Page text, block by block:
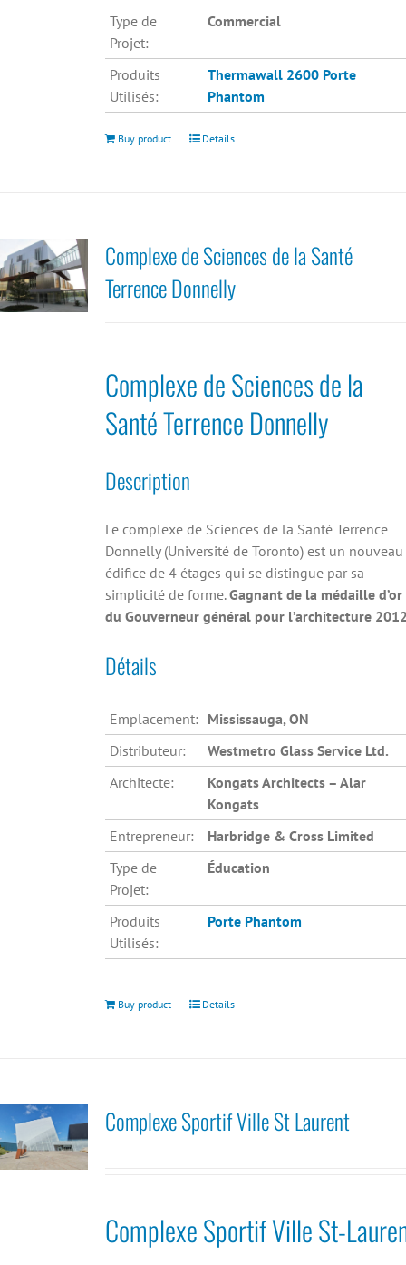
Type de
Projet:
Commercial
Produits
Utilisés:
Thermawall 2600 Porte
Phantom
Buy product Details
Complexe de Sciences de la Santé
Terrence Donnelly
Complexe de Sciences de la
Santé Terrence Donnelly
Description
Le complexe de Sciences de la Santé Terrence
Donnelly (Université de Toronto) est un nouveau
édifice de 4 étages qui se distingue par sa
simplicité de forme.Gagnant de la médaille d’or
du Gouverneur général pour l’architecture
Détails
Emplacement: Mississauga, ON
Distributeur:
Westmetro Glass Service Ltd.
Architecte:
Kongats Architects – Alar
Kongats
Entrepreneur:
Harbridge & Cross Limited
Type de
Projet:
Éducation
Produits
Utilisés:
Porte Phantom
Buy product Details
Complexe Sportif Ville St Laurent
Complexe Sportif Ville St-